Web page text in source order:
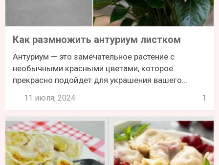
Как размножить антуриум листком
Антуриум — это замечательное растение с
необычными красными цветами, которое
прекрасно подойдет для украшения вашего...
11 июля, 2024 1